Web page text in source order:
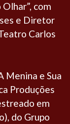
com
e Diretor
Carlos
Menina e Sua
Produções
em
do Grupo